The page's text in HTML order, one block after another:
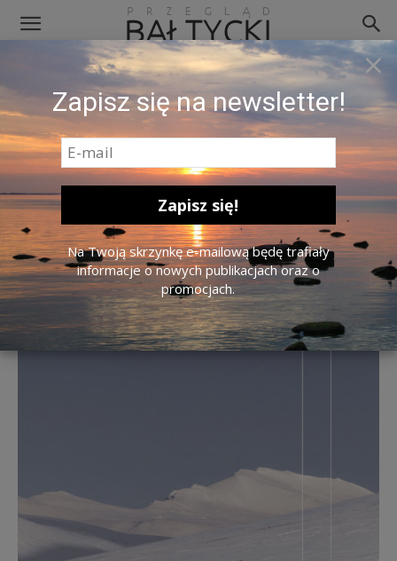
Moje konto
0,00 zł
Home Sklep Książki
Białe. Zimna wyspa Spitsbergen, Ilona
Wiśniewska
×
Zapisz się na newsletter!
Na Twoją skrzynkę e-mailową będę trafiały
informacje o nowych publikacjach oraz o
promocjach.